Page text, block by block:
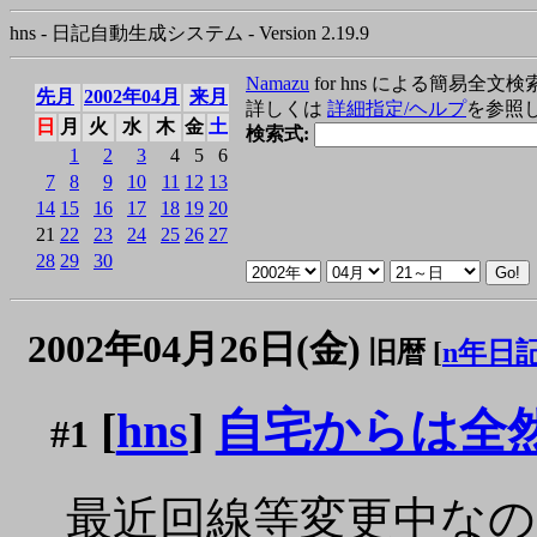
hns - 日記自動生成システム - Version 2.19.9
先月 2002年04月
来月
日
月 火 水 木 金 土
1
2 3 4 5
6
7
8 9 10 11 12 13
14 15 16 17 18 19 20
21 22 23 24 25 26 27
28 29 30
Namazu for hns による簡易全文検
詳しくは 詳細指定/ヘルプを参照
検索式:
2002年04月26日(金) 旧暦 [n年日
#1 [hns] 自宅からは全
最近回線等変更中な